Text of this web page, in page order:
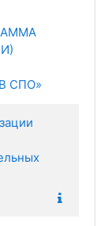
СПО»